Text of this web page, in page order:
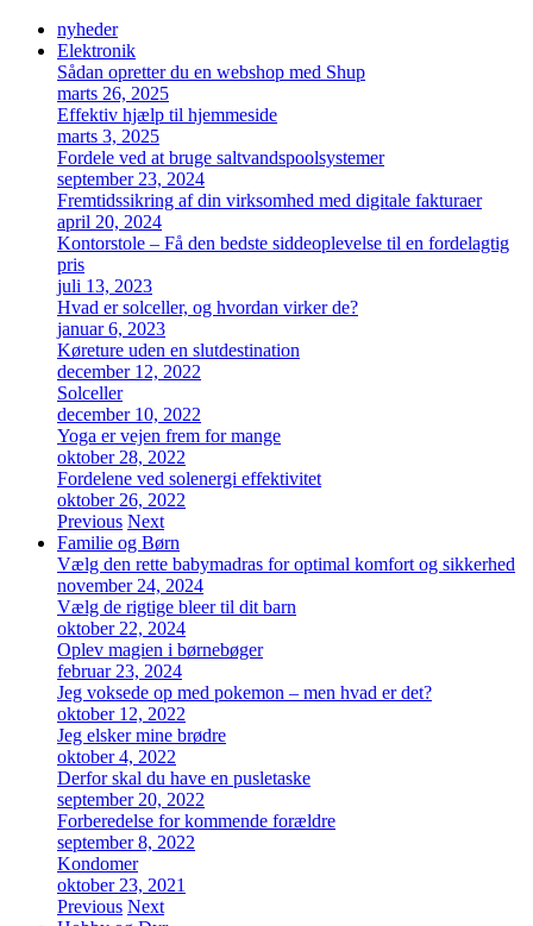
nyheder
Elektronik
Sådan opretter du en webshop med Shup
marts 26, 2025
Effektiv hjælp til hjemmeside
marts 3, 2025
Fordele ved at bruge saltvandspoolsystemer
september 23, 2024
Fremtidssikring af din virksomhed med digitale fakturaer
april 20, 2024
Kontorstole – Få den bedste siddeoplevelse til en fordelagtig
pris
juli 13, 2023
Hvad er solceller, og hvordan virker de?
januar 6, 2023
Køreture uden en slutdestination
december 12, 2022
Solceller
december 10, 2022
Yoga er vejen frem for mange
oktober 28, 2022
Fordelene ved solenergi effektivitet
oktober 26, 2022
Previous Next
Familie og Børn
Vælg den rette babymadras for optimal komfort og sikkerhed
november 24, 2024
Vælg de rigtige bleer til dit barn
oktober 22, 2024
Oplev magien i børnebøger
februar 23, 2024
Jeg voksede op med pokemon – men hvad er det?
oktober 12, 2022
Jeg elsker mine brødre
oktober 4, 2022
Derfor skal du have en pusletaske
september 20, 2022
Forberedelse for kommende forældre
september 8, 2022
Kondomer
oktober 23, 2021
Previous Next